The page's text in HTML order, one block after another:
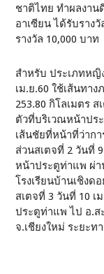
ชาติไทย ทำผลงาน
อาเซียน ได้รับรางวั
รางวัล 10,000 บาท
สำหรับ ประเภทหญิ
เม.ย.60 ใช้เส้นทา
253.80 กิโลเมตร ส
ตัวที่บริเวณหน้าปร
เส้นชัยที่หน้าที่ว่ากา
ส่วนสเตจที่ 2 วันที่
หน้าประตูท่าแพ ผ่า
โรงเรียนบ้านเชิงด
สเตจที่ 3 วันที่ 10 เ
ประตูท่าแพ ไป อ.ส
จ.เชียงใหม่ ระยะท